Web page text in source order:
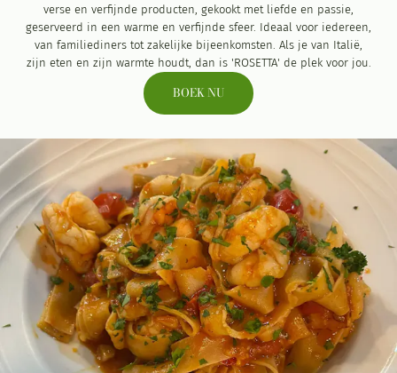
verse en verfijnde producten, gekookt met liefde en passie,
geserveerd in een warme en verfijnde sfeer. Ideaal voor iedereen,
van familiediners tot zakelijke bijeenkomsten. Als je van Italië,
zijn eten en zijn warmte houdt, dan is 'ROSETTA' de plek voor jou.
BOEK NU